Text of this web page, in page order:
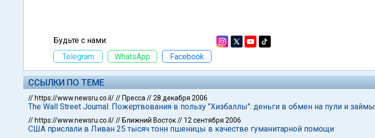
Будьте с нами:
Telegram
WhatsApp Facebook
ССЫЛКИ ПО ТЕМЕ
// https://www.newsru.co.il/// Пресса //28 декабря 2006
The Wall Street Journal: Пожертвования в пользу "Хизбаллы": деньги в обмен на пули и займы
// https://www.newsru.co.il/// Ближний Восток// 12 сентября 2006
США прислали в Ливан 25 тысяч тонн пшеницы в качестве гуманитарной помощи